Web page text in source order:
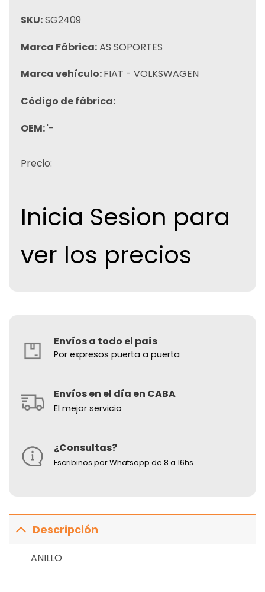
SKU:SG2409
Marca Fábrica:AS SOPORTES
Marca vehículo:FIAT - VOLKSWAGEN
Código de fábrica:
OEM:'-
Precio:
Inicia Sesion para
ver los precios
Envíos a todo el país
Por expresos puerta a puerta
Envíos en el día en CABA
El mejor servicio
¿Consultas?
Escribinos por Whatsapp de 8 a 16hs
Descripción
ANILLO